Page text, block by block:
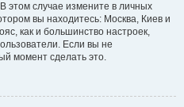
этом случае измените в личных
вы находитесь: Москва, Киев и
как и большинство настроек,
Если вы не
момент сделать это.